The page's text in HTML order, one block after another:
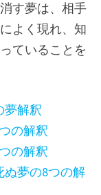
す夢は、相手
よく現れ、知
ていることを
夢解釈
の解釈
の解釈
ぬ夢の8つの解